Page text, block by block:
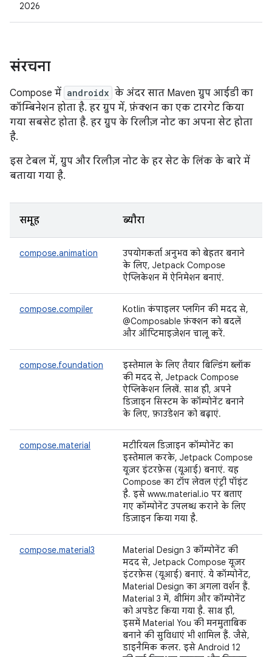
2026
संरचना
Compose में androidx के अंदर सात Maven ग्रुप आईडी का
कॉम्बिनेशन होता है. हर ग्रुप में, फ़ंक्शन का एक टारगेट किया
गया सबसेट होता है. हर ग्रुप के रिलीज़ नोट का अपना सेट होता
है.
इस टेबल में, ग्रुप और रिलीज़ नोट के हर सेट के लिंक के बारे में
बताया गया है.
समूह ब्यौरा
compose.animation
उपयोगकर्ता अनुभव को बेहतर बनाने
के लिए, Jetpack Compose
ऐप्लिकेशन में ऐनिमेशन बनाएं.
compose.compiler
Kotlin कंपाइलर प्लगिन की मदद से,
@Composable फ़ंक्शन को बदलें
और ऑप्टिमाइज़ेशन चालू करें.
compose.foundation
इस्तेमाल के लिए तैयार बिल्डिंग ब्लॉक
की मदद से, Jetpack Compose
ऐप्लिकेशन लिखें. साथ ही, अपने
डिज़ाइन सिस्टम के कॉम्पोनेंट बनाने
के लिए, फ़ाउंडेशन को बढ़ाएं.
compose.material
मटीरियल डिज़ाइन कॉम्पोनेंट का
इस्तेमाल करके, Jetpack Compose
यूज़र इंटरफ़ेस (यूआई) बनाएं. यह
Compose का टॉप लेवल एंट्री पॉइंट
है. इसे www.material.io पर बताए
गए कॉम्पोनेंट उपलब्ध कराने के लिए
डिज़ाइन किया गया है.
compose.material3
Material Design 3 कॉम्पोनेंट की
मदद से, Jetpack Compose यूज़र
इंटरफ़ेस (यूआई) बनाएं. ये कॉम्पोनेंट,
Material Design का अगला वर्शन हैं.
Material 3 में, थीमिंग और कॉम्पोनेंट
को अपडेट किया गया है. साथ ही,
इसमें Material You की मनमुताबिक
बनाने की सुविधाएं भी शामिल हैं. जैसे,
डाइनैमिक कलर. इसे Android 12